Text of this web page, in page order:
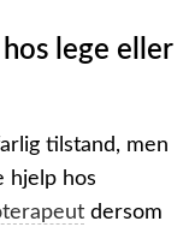
lege eller
tilstand, men
hjelp hos
dersom